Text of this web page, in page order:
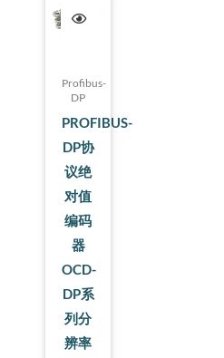
Profibus-
DP
PROFIBUS-
DP协
议绝
对值
编码
器
OCD-
DP系
列分
辨率